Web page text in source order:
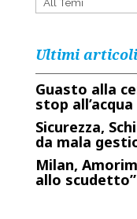
Ultimi articoli
Guasto alla
stop
Sicurezza,
da mala
Milan,
allo scudetto”